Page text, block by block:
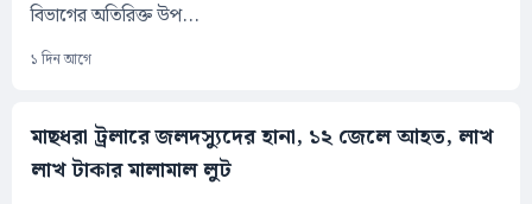
বিভাগের অতিরিক্ত উপ...
১ দিন আগে
মাছধরা ট্রলারে জলদস্যুদের হানা, ১২ জেলে আহত, লাখ
লাখ টাকার মালামাল লুট